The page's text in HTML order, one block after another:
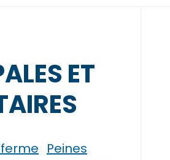
ET
Peines